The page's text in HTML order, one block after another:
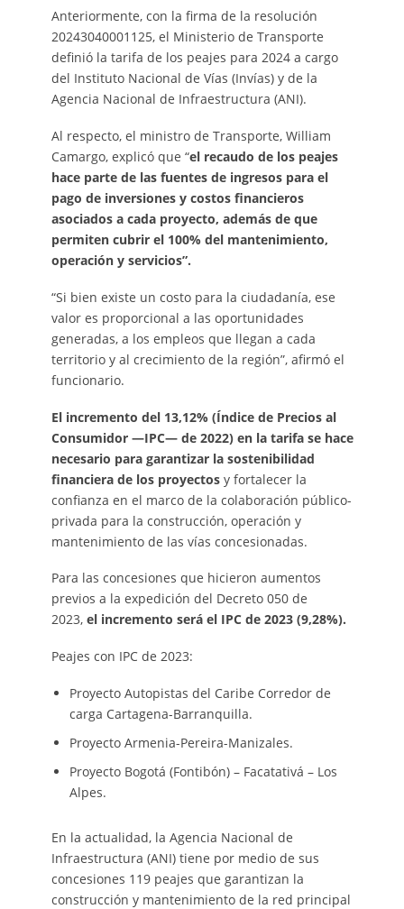
Anteriormente, con la firma de la resolución
20243040001125, el Ministerio de Transporte
definió la tarifa de los peajes para 2024 a cargo
del Instituto Nacional de Vías (Invías) y de la
Agencia Nacional de Infraestructura (ANI).
Al respecto, el ministro de Transporte, William
Camargo, explicó que “el recaudo de los peajes
hace parte de las fuentes de ingresos para el
pago de inversiones y costos financieros
asociados a cada proyecto, además de que
permiten cubrir el 100% del mantenimiento,
operación y servicios”.
“Si bien existe un costo para la ciudadanía, ese
valor es proporcional a las oportunidades
generadas, a los empleos que llegan a cada
territorio y al crecimiento de la región”, afirmó el
funcionario.
El incremento del 13,12% (Índice de Precios al
Consumidor —IPC— de 2022) en la tarifa se hace
necesario para garantizar la sostenibilidad
financiera de los proyectos y fortalecer la
confianza en el marco de la colaboración público-
privada para la construcción, operación y
mantenimiento de las vías concesionadas.
Para las concesiones que hicieron aumentos
previos a la expedición del Decreto 050 de
2023, el incremento será el IPC de 2023 (9,28%).
Peajes con IPC de 2023:
Proyecto Autopistas del Caribe Corredor de
carga Cartagena-Barranquilla.
Proyecto Armenia-Pereira-Manizales.
Proyecto Bogotá (Fontibón) – Facatativá – Los
Alpes.
En la actualidad, la Agencia Nacional de
Infraestructura (ANI) tiene por medio de sus
concesiones 119 peajes que garantizan la
construcción y mantenimiento de la red principal